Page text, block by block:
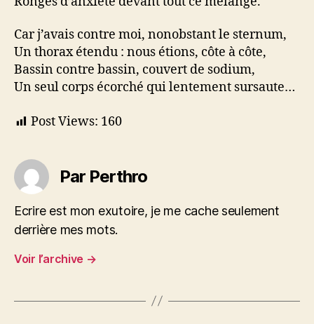
Car j’avais contre moi, nonobstant le sternum,
Un thorax étendu : nous étions, côte à côte,
Bassin contre bassin, couvert de sodium,
Un seul corps écorché qui lentement sursaute…
Post Views: 160
Par Perthro
Ecrire est mon exutoire, je me cache seulement
derrière mes mots.
Voir l’archive →